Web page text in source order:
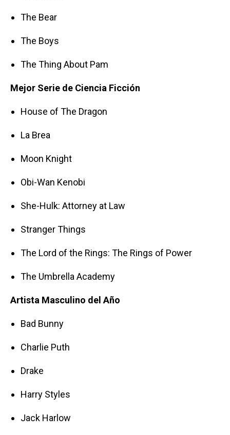
The Bear
The Boys
The Thing About Pam
Mejor Serie de Ciencia Ficción
House of The Dragon
La Brea
Moon Knight
Obi-Wan Kenobi
She-Hulk: Attorney at Law
Stranger Things
The Lord of the Rings: The Rings of Power
The Umbrella Academy
Artista Masculino del Año
Bad Bunny
Charlie Puth
Drake
Harry Styles
Jack Harlow